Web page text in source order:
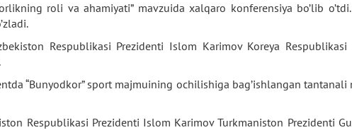
roli va ahamiyati” mavzuida xalqaro konferensiya bo’lib
Respublikasi Prezidenti Islom Karimov Koreya
“Bunyodkor” sport majmuining ochilishiga bag’ishlangan
Respublikasi Prezidenti Islom Karimov Turkmaniston